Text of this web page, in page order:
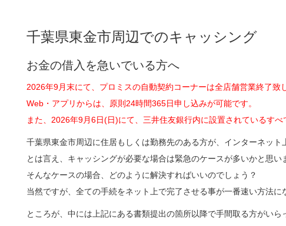
千葉県東金市周辺でのキャッシング
お金の借入を急いでいる方へ
2026年9月末にて、プロミスの自動契約コーナーは全店舗営業終了致
Web・アプリからは、原則24時間365日申し込みが可能です。
また、2026年9月6日(日)にて、三井住友銀行内に設置されているす
千葉県東金市周辺に住居もしくは勤務先のある方が、インターネッ
とは言え、キャッシングが必要な場合は緊急のケースが多いかと思い
そんなケースの場合、どのように解決すればいいのでしょう？
当然ですが、全ての手続をネット上で完了させる事が一番速い方法に
ところが、中には上記にある書類提出の箇所以降で手間取る方がいら